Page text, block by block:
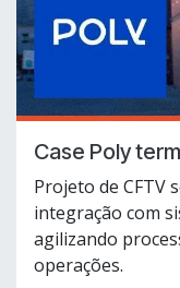
Case Poly
Projeto de CFTV
integração com
agilizando
operações.